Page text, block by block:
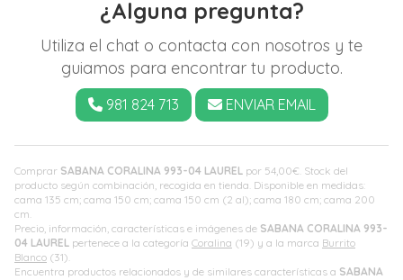
Comprar SABANA CORALINA 993-04 LAUREL por 54,00€ . Stock del
producto según combinación, recogida en tienda. Disponible en medidas:
cama 135 cm; cama 150 cm; cama 150 cm (2 al); cama 180 cm; cama 200
cm.
Precio, información, características e imágenes de SABANA CORALINA 993-
04 LAUREL pertenece a la categoría Coralina (19) y a la marca Burrito
Blanco (31).
Encuentra productos relacionados y de similares características a SABANA
¿Alguna pregunta?
Utiliza el chat o contacta con nosotros y te
guiamos para encontrar tu producto.
981 824 713 ENVIAR EMAIL